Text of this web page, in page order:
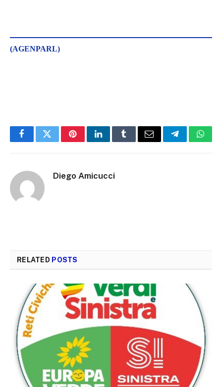
(AGENPARL)
FacebookTwitterPinterestLinkedInTumblrEmail Telegram
Diego Amicucci
RELATED POSTS